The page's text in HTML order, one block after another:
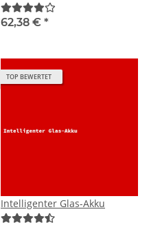
62,38 € *
TOP BEWERTET
Intelligenter Glas-Akku